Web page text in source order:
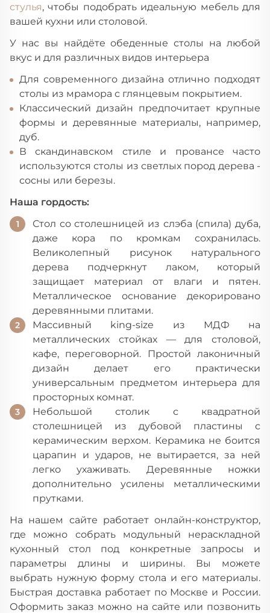
стулья, чтобы подобрать идеальную мебель для
вашей кухни или столовой.
У нас вы найдёте обеденные столы на любой
вкус и для различных видов интерьера
Для современного дизайна отлично подходят
столы из мрамора с глянцевым покрытием.
Классический дизайн предпочитает крупные
формы и деревянные материалы, например,
дуб.
В скандинавском стиле и провансе часто
используются столы из светлых пород дерева -
сосны или березы.
Наша гордость:
Стол со столешницей из слэба (спила) дуба,
даже кора по кромкам сохранилась.
Великолепный рисунок натурального
дерева подчеркнут лаком, который
защищает материал от влаги и пятен.
Металлическое основание декорировано
деревянными плитами.
Массивный king-size из МДФ на
металлических стойках — для столовой,
кафе, переговорной. Простой лаконичный
дизайн делает его практически
универсальным предметом интерьера для
просторных комнат.
Небольшой столик с квадратной
столешницей из дубовой пластины с
керамическим верхом. Керамика не боится
царапин и ударов, не вытирается, за ней
легко ухаживать. Деревянные ножки
дополнительно усилены металлическими
прутками.
На нашем сайте работает онлайн-конструктор,
где можно собрать модульный нераскладной
кухонный стол под конкретные запросы и
параметры длины и ширины. Вы можете
выбрать нужную форму стола и его материалы.
Быстрая доставка работает по Москве и России.
Оформить заказ можно на сайте или позвонить